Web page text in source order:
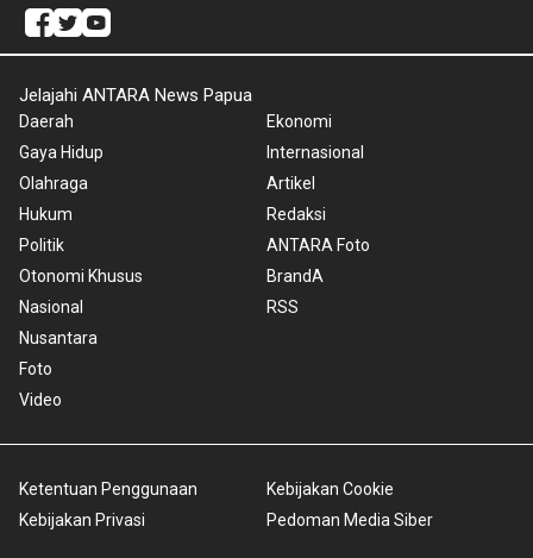
Jelajahi ANTARA News Papua
Daerah
Gaya Hidup
Olahraga
Hukum
Politik
Otonomi Khusus
Nasional
Nusantara
Foto
Video
Ekonomi
Internasional
Artikel
Redaksi
ANTARA Foto
BrandA
RSS
Ketentuan Penggunaan
Kebijakan Privasi
Kebijakan Cookie
Pedoman Media Siber